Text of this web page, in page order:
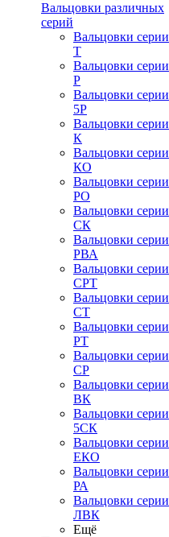
Вальцовки различных
серий
Вальцовки серии
Т
Вальцовки серии
Р
Вальцовки серии
5Р
Вальцовки серии
К
Вальцовки серии
КО
Вальцовки серии
РО
Вальцовки серии
СК
Вальцовки серии
РВА
Вальцовки серии
СРТ
Вальцовки серии
СТ
Вальцовки серии
РТ
Вальцовки серии
СР
Вальцовки серии
ВК
Вальцовки серии
5СК
Вальцовки серии
ЕКО
Вальцовки серии
РА
Вальцовки серии
ЛВК
Ещё